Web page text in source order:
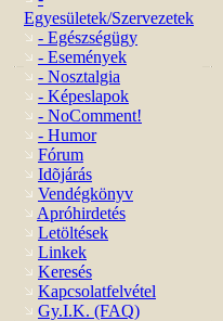
Egyesületek/Szervezetek
- Egészségügy
- Események
- Nosztalgia
- Képeslapok
- NoComment!
- Humor
Fórum
Idõjárás
Vendégkönyv
Apróhirdetés
Letöltések
Linkek
Keresés
Kapcsolatfelvétel
Gy.I.K. (FAQ)